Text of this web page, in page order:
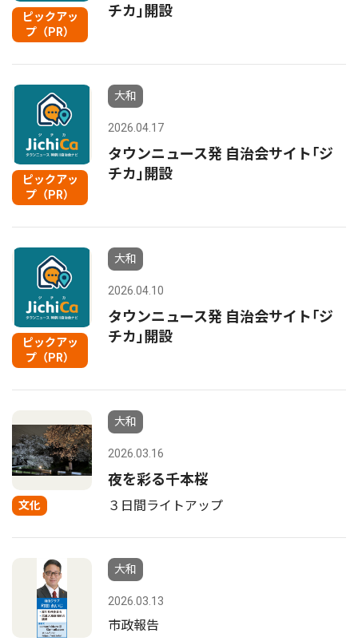
ピックアッ
プ（PR）
チカ｣開設
ピックアッ
プ（PR）
大和
2026.04.17
タウンニュース発 自治会サイト｢ジ
チカ｣開設
ピックアッ
プ（PR）
大和
2026.04.10
タウンニュース発 自治会サイト｢ジ
チカ｣開設
文化
大和
2026.03.16
夜を彩る千本桜
３日間ライトアップ
大和
2026.03.13
市政報告